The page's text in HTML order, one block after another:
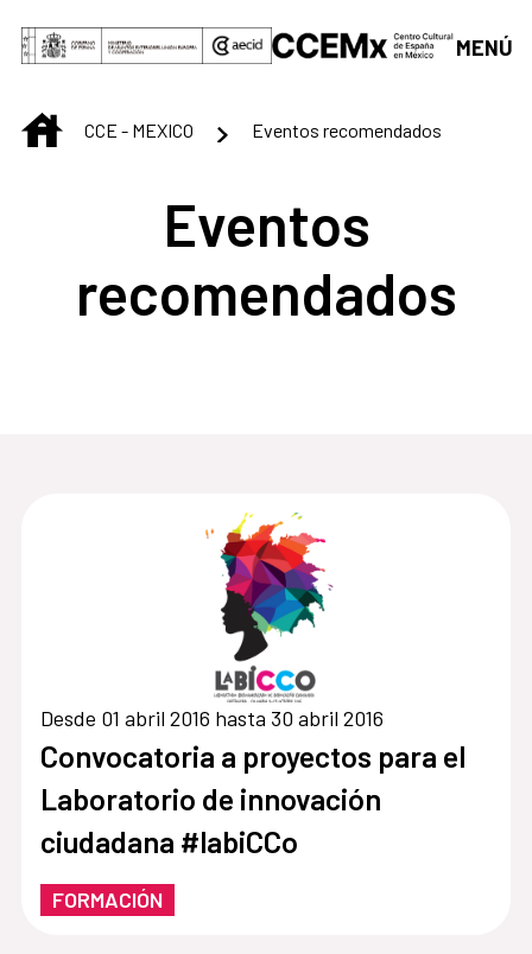
Saltar al contenido principal
MENÚ
INICIOCCE - MEXICO Eventos recomendados
Eventos
recomendados
Desde 01 abril 2016 hasta 30 abril 2016
Convocatoria a proyectos para el
Laboratorio de innovación
ciudadana #labiCCo
FORMACIÓN